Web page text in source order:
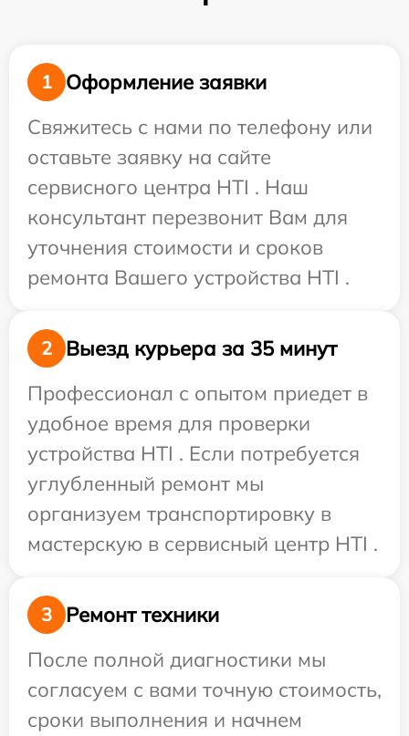
1
Оформление заявки
Свяжитесь с нами по телефону или
оставьте заявку на сайте
сервисного центра HTI . Наш
консультант перезвонит Вам для
уточнения стоимости и сроков
ремонта Вашего устройства HTI .
2
Выезд курьера за 35 минут
Профессионал с опытом приедет в
удобное время для проверки
устройства HTI . Если потребуется
углубленный ремонт мы
организуем транспортировку в
мастерскую в сервисный центр HTI .
3
Ремонт техники
После полной диагностики мы
согласуем с вами точную стоимость,
сроки выполнения и начнем